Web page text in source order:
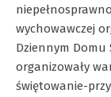
wychowawczej
Dziennym Domu
organizowały
świętowanie-